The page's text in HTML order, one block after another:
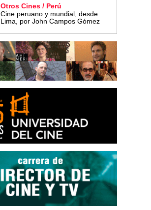
Otros Cines / Perú
Cine peruano y mundial, desde
Lima, por John Campos Gómez